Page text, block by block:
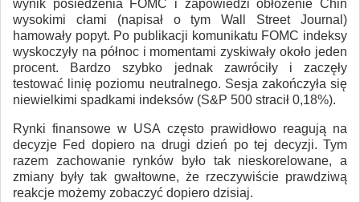
wynik posiedzenia FOMC i zapowiedzi obłożenie Chin
wysokimi cłami (napisał o tym Wall Street Journal)
hamowały popyt. Po publikacji komunikatu FOMC indeksy
wyskoczyły na północ i momentami zyskiwały około jeden
procent. Bardzo szybko jednak zawróciły i zaczęły
testować linię poziomu neutralnego. Sesja zakończyła się
niewielkimi spadkami indeksów (S&P 500 stracił 0,18%).
Rynki finansowe w USA często prawidłowo reagują na
decyzje Fed dopiero na drugi dzień po tej decyzji. Tym
razem zachowanie rynków było tak nieskorelowane, a
zmiany były tak gwałtowne, że rzeczywiście prawdziwą
reakcje możemy zobaczyć dopiero dzisiaj.